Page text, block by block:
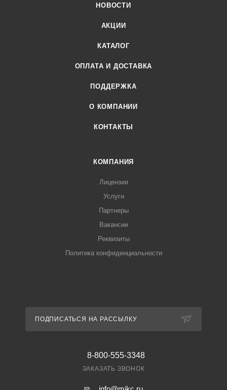
НОВОСТИ
АКЦИИ
КАТАЛОГ
ОПЛАТА И ДОСТАВКА
ПОДДЕРЖКА
О КОМПАНИИ
КОНТАКТЫ
КОМПАНИЯ
Лицензии
Услуги
Партнеры
Вакансии
Реквизиты
Политика конфиденциальности
ПОДПИСАТЬСЯ НА РАССЫЛКУ
8-800-555-3348
ЗАКАЗАТЬ ЗВОНОК